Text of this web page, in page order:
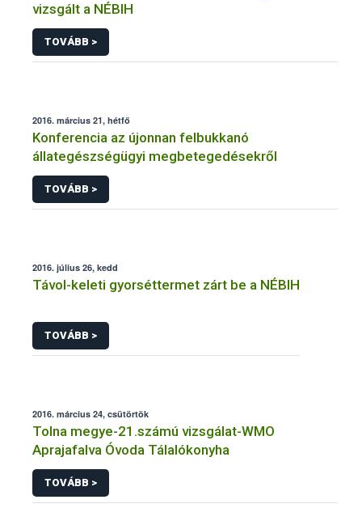
vizsgált a NÉBIH
TOVÁBB >
2016. március 21, hétfő
Konferencia az újonnan felbukkanó
állategészségügyi megbetegedésekről
TOVÁBB >
2016. július 26, kedd
Távol-keleti gyorséttermet zárt be a NÉBIH
TOVÁBB >
2016. március 24, csütörtök
Tolna megye-21.számú vizsgálat-WMO
Aprajafalva Óvoda Tálalókonyha
TOVÁBB >